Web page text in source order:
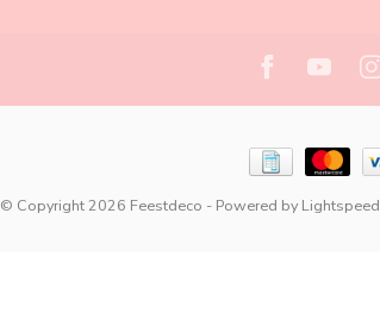
© Copyright 2026 Feestdeco - Powered by Lightspeed